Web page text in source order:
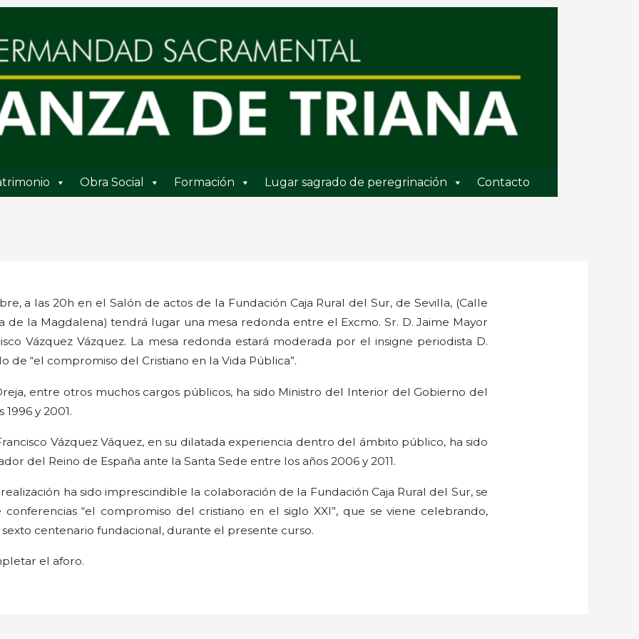
Obra Social Formación Lugar sagrado de peregrinación Contacto
a las 20h en el Salón de actos de la Fundación Caja Rural del Sur, de Sevilla, (Calle
de la Magdalena) tendrá lugar una mesa redonda entre el Excmo. Sr. D. Jaime Mayor
Vázquez Vázquez. La mesa redonda estará moderada por el insigne periodista D.
de “el compromiso del Cristiano en la Vida Pública”.
entre otros muchos cargos públicos, ha sido Ministro del Interior del Gobierno del
y 2001.
Vázquez Váquez, en su dilatada experiencia dentro del ámbito público, ha sido
del Reino de España ante la Santa Sede entre los años 2006 y 2011.
ha sido imprescindible la colaboración de la Fundación Caja Rural del Sur, se
“el compromiso del cristiano en el siglo XXI”, que se viene celebrando,
centenario fundacional, durante el presente curso.
el aforo.